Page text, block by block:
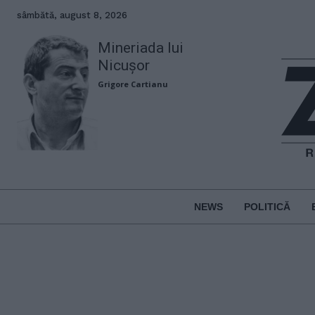
sâmbătă, august 8, 2026
Mineriada lui
Nicușor
Grigore Cartianu
NEWS POLITICĂ